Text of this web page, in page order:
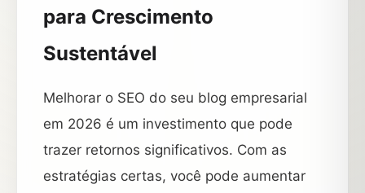
para Crescimento
Sustentável
Melhorar o SEO do seu blog empresarial
em 2026 é um investimento que pode
trazer retornos significativos. Com as
estratégias certas, você pode aumentar